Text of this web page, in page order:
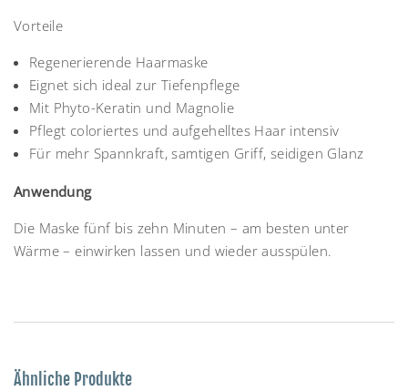
Vorteile
Regenerierende Haarmaske
Eignet sich ideal zur Tiefenpflege
Mit Phyto-Keratin und Magnolie
Pflegt coloriertes und aufgehelltes Haar intensiv
Für mehr Spannkraft, samtigen Griff, seidigen Glanz
Anwendung
Die Maske fünf bis zehn Minuten – am besten unter
Wärme – einwirken lassen und wieder ausspülen.
Ähnliche Produkte